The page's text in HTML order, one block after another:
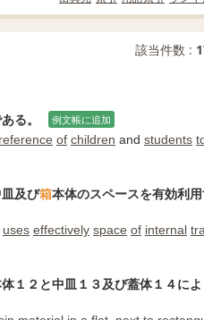
該当件数 :
る。 例文帳に追加
of children and students
及び箱本体のスペースを有効利
uses effectively space of internal
１２と中皿１３及び蓋体１４によ